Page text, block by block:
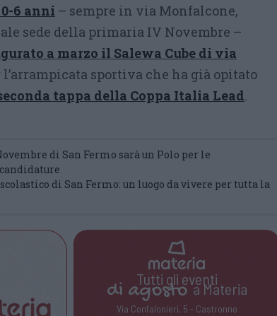
6 anni – sempre in via Monfalcone,
sede della primaria IV Novembre –
a marzo il Salewa Cube di via
l’arrampicata sportiva che ha già opitato
tappa della Coppa Italia Lead.
di San Fermo sarà un Polo per le
di San Fermo: un luogo da vivere per tutta la
Tutti gli eventi
di agostoa Materia
Via Confalonieri, 5 - Castronno